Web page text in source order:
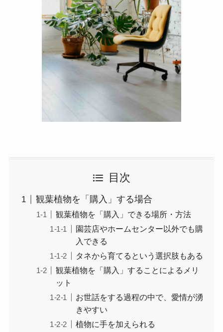
目次
観葉植物を「購入」する場合
観葉植物を「購入」できる場所・方法
園芸店やホームセンター以外でも購
入できる
タネから育てるという選択肢もある
観葉植物を「購入」することによるメリ
ット
お世話をする過程の中で、愛情が湧
きやすい
植物に手を加えられる